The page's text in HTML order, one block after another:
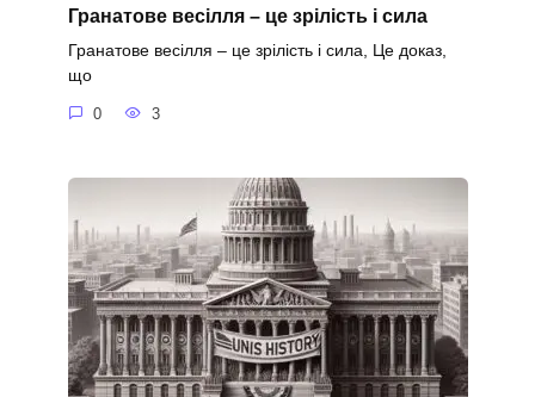
Гранатове весілля – це зрілість і сила
Гранатове весілля – це зрілість і сила, Це доказ,
що
0 3